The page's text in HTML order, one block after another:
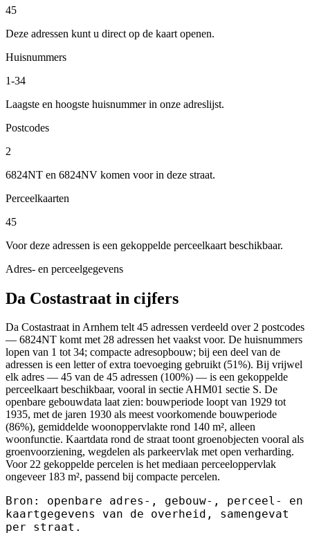
45
Deze adressen kunt u direct op de kaart openen.
Huisnummers
1-34
Laagste en hoogste huisnummer in onze adreslijst.
Postcodes
2
6824NT en 6824NV komen voor in deze straat.
Perceelkaarten
45
Voor deze adressen is een gekoppelde perceelkaart beschikbaar.
Adres- en perceelgegevens
Da Costastraat in cijfers
Da Costastraat in Arnhem telt 45 adressen verdeeld over 2 postcodes
— 6824NT komt met 28 adressen het vaakst voor. De huisnummers
lopen van 1 tot 34; compacte adresopbouw; bij een deel van de
adressen is een letter of extra toevoeging gebruikt (51%). Bij vrijwel
elk adres — 45 van de 45 adressen (100%) — is een gekoppelde
perceelkaart beschikbaar, vooral in sectie AHM01 sectie S. De
openbare gebouwdata laat zien: bouwperiode loopt van 1929 tot
1935, met de jaren 1930 als meest voorkomende bouwperiode
(86%), gemiddelde woonoppervlakte rond 140 m², alleen
woonfunctie. Kaartdata rond de straat toont groenobjecten vooral als
groenvoorziening, wegdelen als parkeervlak met open verharding.
Voor 22 gekoppelde percelen is het mediaan perceeloppervlak
ongeveer 183 m², passend bij compacte percelen.
Bron: openbare adres-, gebouw-, perceel- en
kaartgegevens van de overheid, samengevat
per straat.